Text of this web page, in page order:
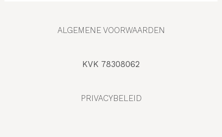
ALGEMENE VOORWAARDEN
KVK 78308062
PRIVACYBELEID